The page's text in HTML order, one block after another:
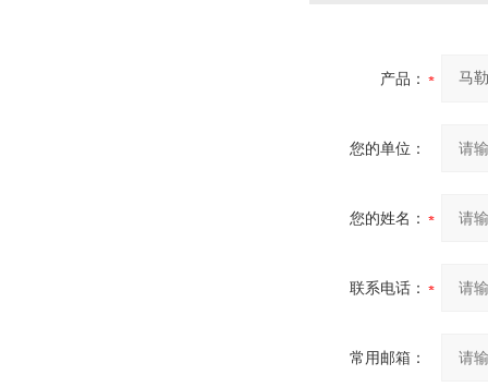
产品：
您的单位：
您的姓名：
联系电话：
常用邮箱：